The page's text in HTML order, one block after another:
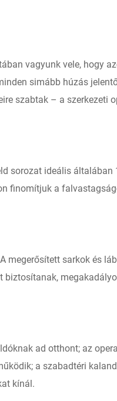
vagyunk vele, hogy
simább húzás
szabtak – a szerkezeti
sorozat ideális általában
finomítjuk a
megerősített sarkok és
ad otthont; az
a szabadtéri
kínál.